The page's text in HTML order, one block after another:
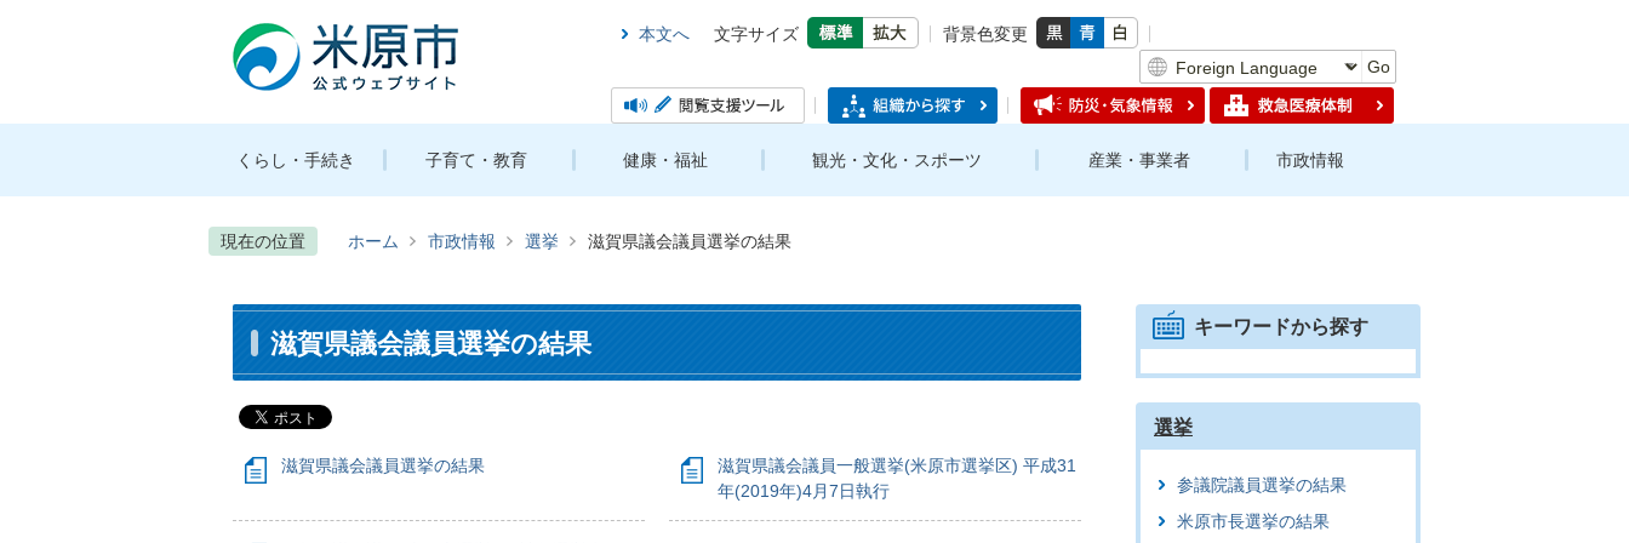
本文へ 文字サイズ
背景色変更
Go
くらし・手続き 子育て・教育 健康・福祉 観光・文化・スポーツ 産業・事業者 市政情報
現在の位置 ホーム 市政情報 選挙 滋賀県議会議員選挙の結果
滋賀県議会議員選挙の結果
滋賀県議会議員選挙の結果
滋賀県議会議員一般選挙(米原市選挙区) 平成31
年(2019年)4月7日執行
キーワードから探す
選挙
参議院議員選挙の結果
米原市長選挙の結果